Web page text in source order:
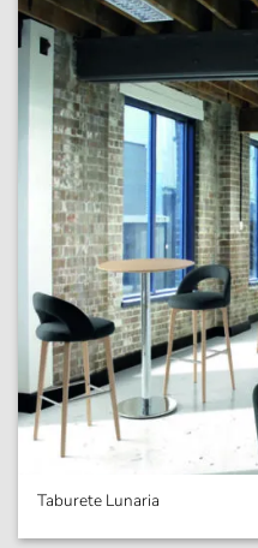
Taburete Lunaria